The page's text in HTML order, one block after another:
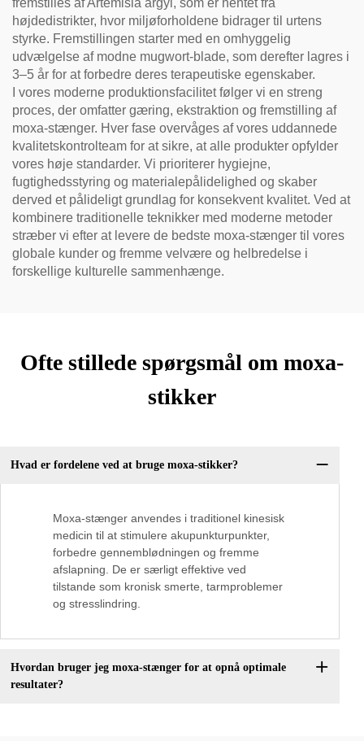
højdedistrikter, hvor miljøforholdene bidrager til urtens
styrke. Fremstillingen starter med en omhyggelig
udvælgelse af modne mugwort-blade, som derefter lagres i
3–5 år for at forbedre deres terapeutiske egenskaber.
I vores moderne produktionsfacilitet følger vi en streng
proces, der omfatter gæring, ekstraktion og fremstilling af
moxa-stænger. Hver fase overvåges af vores uddannede
kvalitetskontrolteam for at sikre, at alle produkter opfylder
vores høje standarder. Vi prioriterer hygiejne,
fugtighedsstyring og materialepålidelighed og skaber
derved et pålideligt grundlag for konsekvent kvalitet. Ved at
kombinere traditionelle teknikker med moderne metoder
stræber vi efter at levere de bedste moxa-stænger til vores
globale kunder og fremme velvære og helbredelse i
forskellige kulturelle sammenhænge.
Ofte stillede spørgsmål om moxa-
stikker
Hvad er fordelene ved at bruge moxa-stikker?
Moxa-stænger anvendes i traditionel kinesisk
medicin til at stimulere akupunkturpunkter,
forbedre gennemblødningen og fremme
afslapning. De er særligt effektive ved
tilstande som kronisk smerte, tarmproblemer
og stresslindring.
Hvordan bruger jeg moxa-stænger for at opnå optimale
resultater?